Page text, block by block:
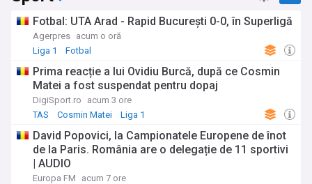
Fotbal: UTA Arad - Rapid București 0-0, în Superligă
Agerpres acum o oră
Liga 1
Fotbal
Prima reacție a lui Ovidiu Burcă, după ce Cosmin
Matei a fost suspendat pentru dopaj
DigiSport.ro
acum 3 ore
TAS
Cosmin Matei Liga 1
David Popovici, la Campionatele Europene de înot
de la Paris. România are o delegație de 11 sportivi
| AUDIO
Europa FM
acum 7 ore